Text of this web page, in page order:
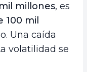
millones, es
100 mil
Una caída
volatilidad se